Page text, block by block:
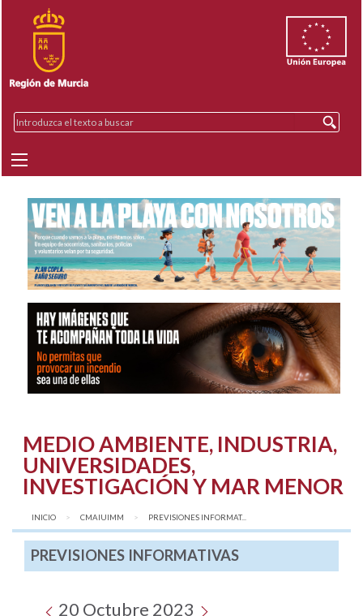
MEDIO AMBIENTE, INDUSTRIA,
UNIVERSIDADES,
INVESTIGACIÓN Y MAR MENOR
INICIO CMAIUIMM AQUÍ:
PREVISIONES INFORMAT...
PREVISIONES INFORMATIVAS
20 Octubre 2023